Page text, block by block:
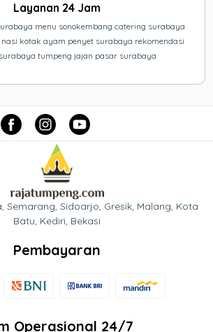
Layanan 24 Jam
menu sonokembang catering surabaya
kotak ayam penyet surabaya rekomendasi
tumpeng jajan pasar surabaya
Semarang, Sidoarjo, Gresik, Malang, Kota
Batu, Kediri, Bekasi
Pembayaran
Operasional 24/7